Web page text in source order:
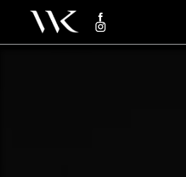
Panneau de gestion des cookies